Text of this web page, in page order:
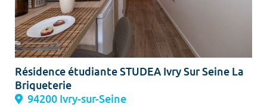
Résidence étudiante STUDEA Ivry Sur Seine La
Briqueterie
94200 Ivry-sur-Seine